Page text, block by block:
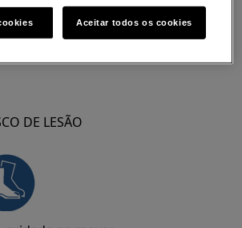
DE LESÃO
Aceitar todos os cookies